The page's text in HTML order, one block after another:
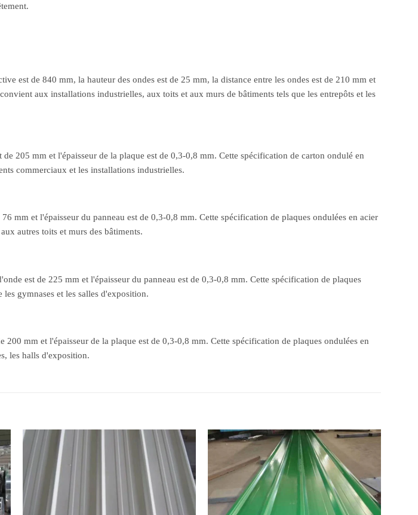
est de 840 mm, la hauteur des ondes est de 25 mm, la distance entre les ondes est de 210 mm et
aux installations industrielles, aux toits et aux murs de bâtiments tels que les entrepôts et les
205 mm et l'épaisseur de la plaque est de 0,3-0,8 mm. Cette spécification de carton ondulé en
commerciaux et les installations industrielles.
mm et l'épaisseur du panneau est de 0,3-0,8 mm. Cette spécification de plaques ondulées en acier
autres toits et murs des bâtiments.
est de 225 mm et l'épaisseur du panneau est de 0,3-0,8 mm. Cette spécification de plaques
gymnases et les salles d'exposition.
mm et l'épaisseur de la plaque est de 0,3-0,8 mm. Cette spécification de plaques ondulées en
les halls d'exposition.